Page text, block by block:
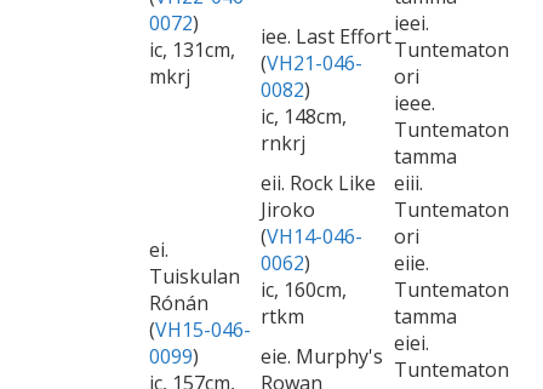
0072)
ic, 131cm,
mkrj
iee. Last Effort
(VH21-046-
0082)
ic, 148cm,
rnkrj
ieei.
Tuntematon
ori
ieee.
Tuntematon
tamma
ei.
Tuiskulan
Rónán
(VH15-046-
0099)
ic, 157cm,
eii. Rock Like
Jiroko
(VH14-046-
0062)
ic, 160cm,
rtkm
eiii.
Tuntematon
ori
eiie.
Tuntematon
tamma
eie. Murphy's
Rowan
eiei.
Tuntematon